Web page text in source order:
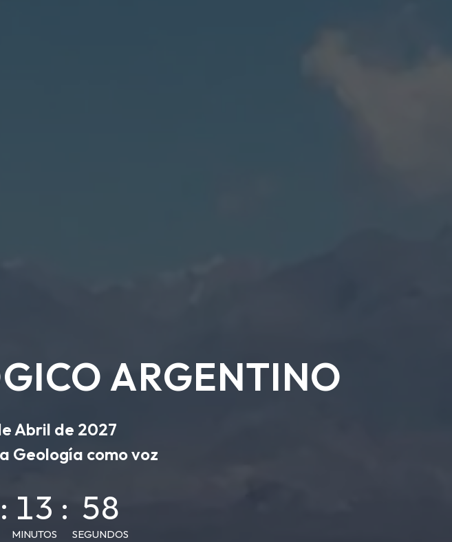
ARGENTINO
Abril de 2027
Geología como voz
: 13
MINUTOS
: 56
SEGUNDOS